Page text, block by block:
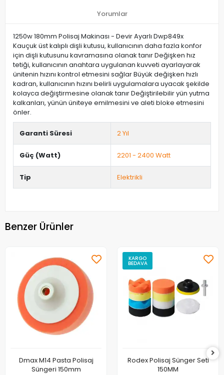
Yorumlar
1250w 180mm Polisaj Makinası - Devir Ayarlı Dwp849x
Kauçuk üst kalıplı dişli kutusu, kullanıcının daha fazla konfor
için dişli kutusunu kavramasına olanak tanır Değişken hız
tetiği, kullanıcının anahtara uygulanan kuvveti ayarlayarak
ünitenin hızını kontrol etmesini sağlar Büyük değişken hızlı
kadran, kullanıcının hızını belirli uygulamalara uyacak şekilde
kolayca değiştirmesine olanak tanır Değiştirilebilir yün yutma
kalkanları, yünün üniteye emilmesini ve aleti bloke etmesini
önler.
Garanti Süresi 2 Yıl
Güç (Watt) 2201 - 2400 Watt
Tip Elektrikli
Benzer Ürünler
Dmax M14 Pasta Polisaj
Süngeri 150mm
KARGO
BEDAVA
Rodex Polisaj Sünger Seti
150MM